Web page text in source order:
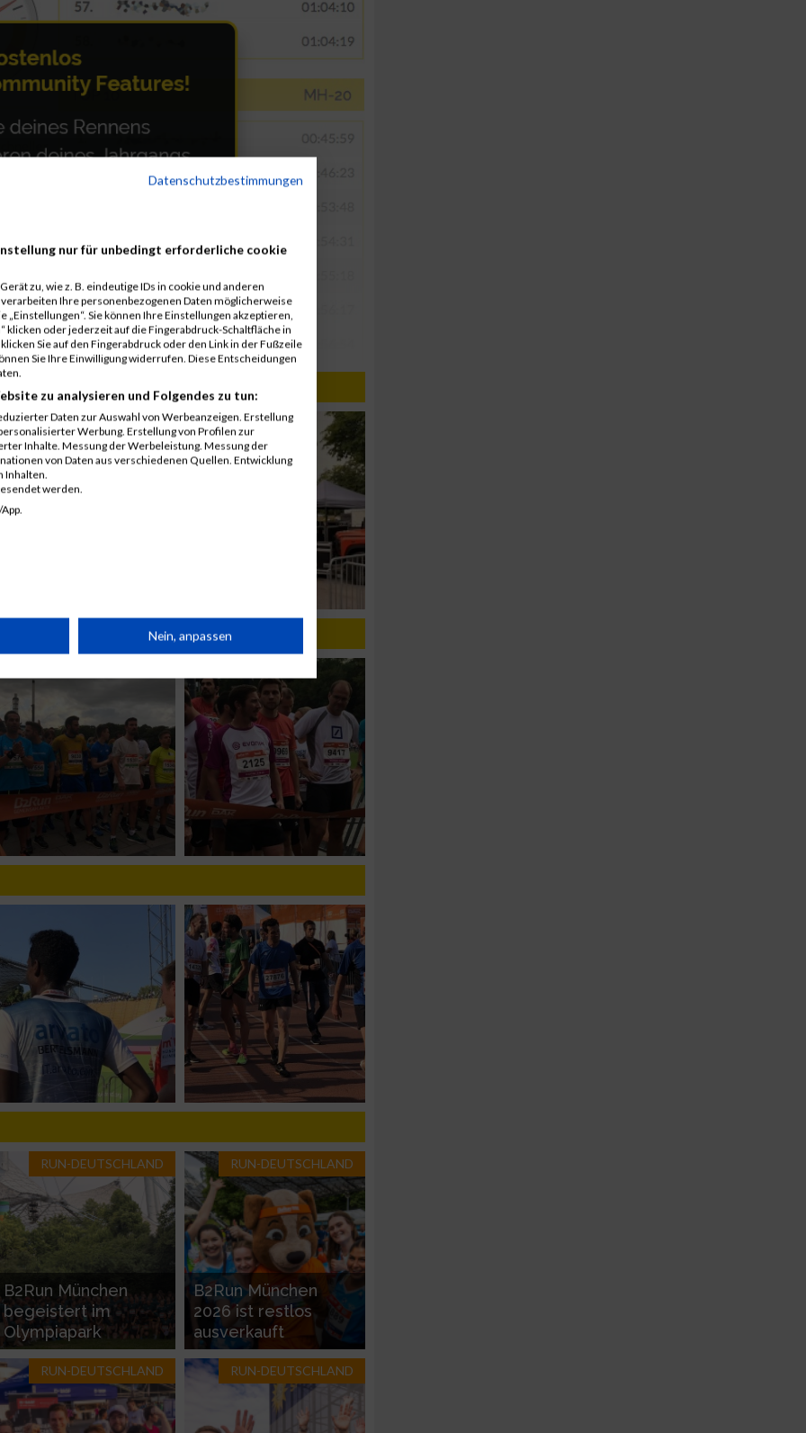
RUN-DEUTSCHLAND
B2Run München
begeistert im
Olympiapark
RUN-DEUTSCHLAND
B2Run München
2026 ist restlos
ausverkauft
RUN-DEUTSCHLAND RUN-DEUTSCHLAND
Datenschutzbestimmungen
nur für unbedingt erforderliche cookie
zu, wie z. B. eindeutige IDs in cookie und anderen
Ihre personenbezogenen Daten möglicherweise
Sie können Ihre Einstellungen akzeptieren,
klicken oder jederzeit auf die Fingerabdruck-Schaltfläche in
Sie auf den Fingerabdruck oder den Link in der Fußzeile
Sie Ihre Einwilligung widerrufen. Diese Entscheidungen
zu analysieren und Folgendes zu tun:
Daten zur Auswahl von Werbeanzeigen. Erstellung
Werbung. Erstellung von Profilen zur
Inhalte. Messung der Werbeleistung. Messung der
von Daten aus verschiedenen Quellen. Entwicklung
Inhalten.
werden.
Daten aus
Nein, anpassen